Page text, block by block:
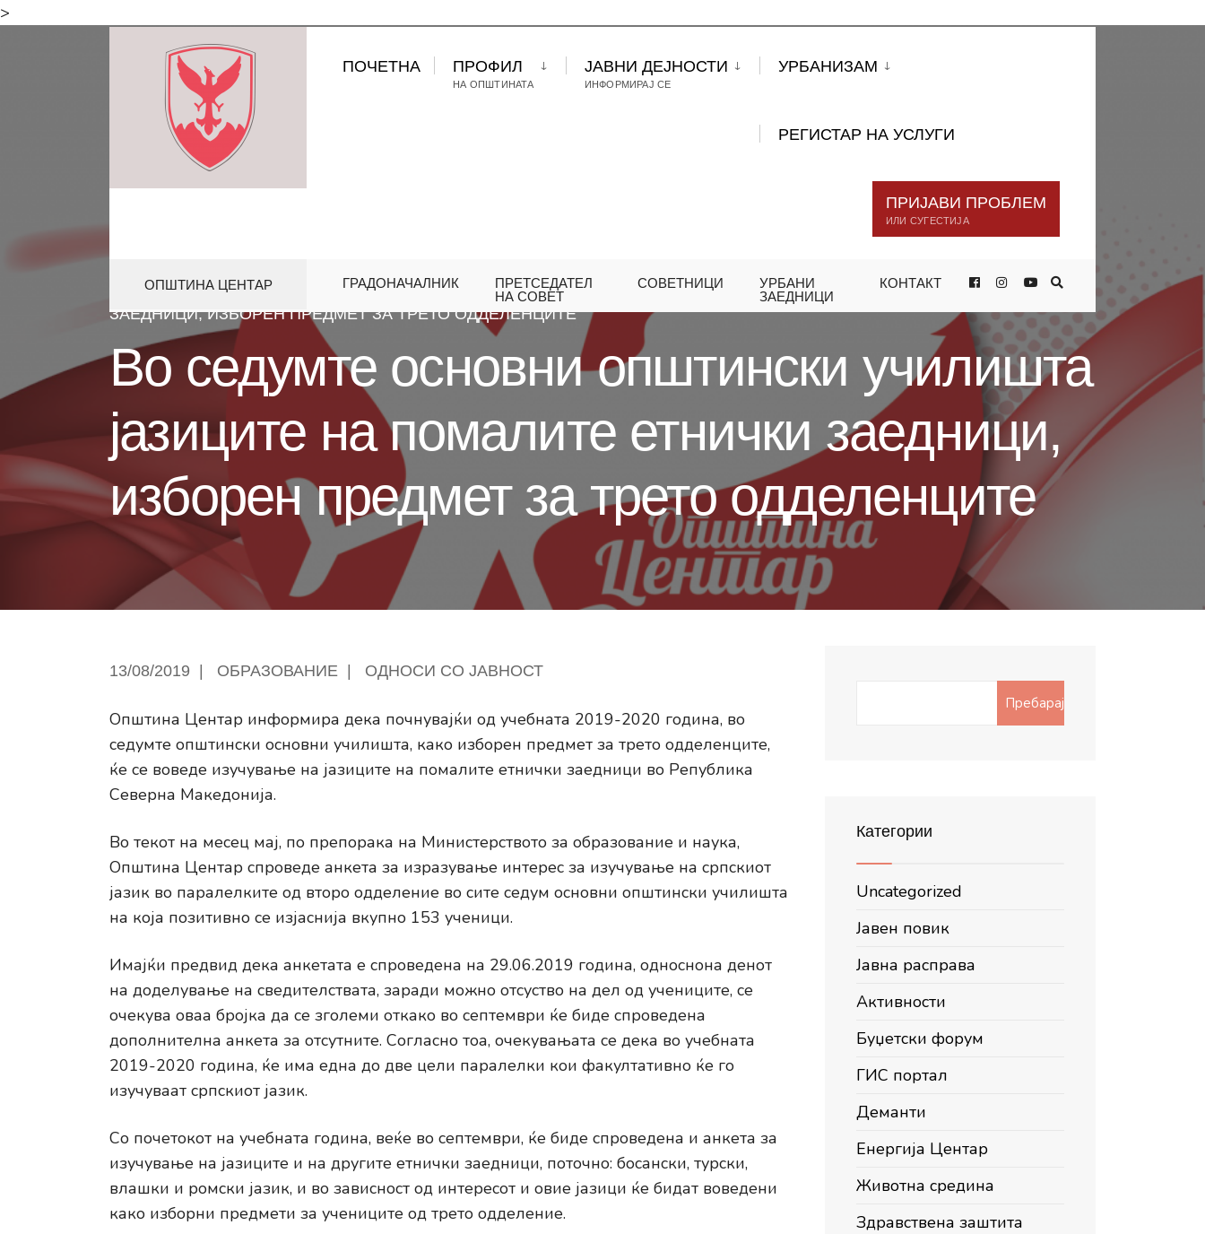
>
ПОЧЕТНА ПРОФИЛ
НА ОПШТИНАТА
ЈАВНИ ДЕЈНОСТИ
ИНФОРМИРАЈ СЕ
УРБАНИЗАМ
РЕГИСТАР НА УСЛУГИ
ПРИЈАВИ ПРОБЛЕМ
ИЛИ СУГЕСТИЈА
ОПШТИНА ЦЕНТАР ГРАДОНАЧАЛНИК
ПРЕТСЕДАТЕЛ
НА СОВЕТ
СОВЕТНИЦИ
УРБАНИ
ЗАЕДНИЦИ
КОНТАКТ
HOME ОБРАЗОВАНИЕ
ВО СЕДУМТЕ ОСНОВНИ ОПШТИНСКИ УЧИЛИШТА JАЗИЦИТЕ НА ПОМАЛИТЕ ЕТНИЧКИ
ЗАЕДНИЦИ, ИЗБОРЕН ПРЕДМЕТ ЗА ТРЕТО ОДДЕЛЕНЦИТЕ
Во седумте основни општински училишта
jазиците на помалите етнички заедници,
изборен предмет за трето одделенците
13/08/2019 ОБРАЗОВАНИЕ ОДНОСИ СО ЈАВНОСТ
Општина Центар информира дека почнувајќи од учебната 2019-2020 година, во
седумте општински основни училишта, како изборен предмет за трето одделенците,
ќе се воведе изучување на јазиците на помалите етнички заедници во Република
Северна Македонија.
Во текот на месец мај, по препорака на Министерството за образование и наука,
Општина Центар спроведе анкета за изразување интерес за изучување на српскиот
јазик во паралелките од второ одделение во сите седум основни општински училишта
на која позитивно се изјаснија вкупно 153 ученици.
Имајќи предвид дека анкетата е спроведена на 29.06.2019 година, односнона денот
на доделување на сведителствата, заради можно отсуство на дел од учениците, се
очекува оваа бројка да се зголеми откако во септември ќе биде спроведена
дополнителна анкета за отсутните. Согласно тоа, очекувањата се дека во учебната
2019-2020 година, ќе има една до две цели паралелки кои факултативно ќе го
изучуваат српскиот јазик.
Со почетокот на учебната година, веќе во септември, ќе биде спроведена и анкета за
изучување на јазиците и на другите етнички заедници, поточно: босански, турски,
влашки и ромски јазик, и во зависност од интересот и овие јазици ќе бидат воведени
како изборни предмети за учениците од трето одделение.
Пребарај
Категории
Uncategorized
Јавен повик
Јавна расправа
Активности
Буџетски форум
ГИС портал
Деманти
Енергија Центар
Животна средина
Здравствена заштита